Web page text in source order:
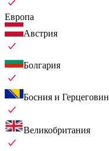
Европа
Австрия
Болгария
Босния и
Великобритания